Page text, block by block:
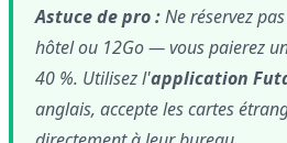
Astuce de pro :Ne réservez
hôtel ou 12Go — vous paierez
40 %. Utilisez l'application
anglais, accepte les cartes